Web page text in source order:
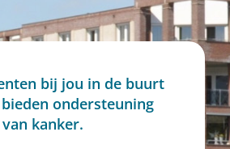
bij jou in de buurt
ondersteuning
kanker.